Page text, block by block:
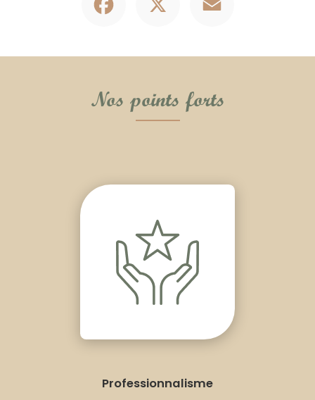
Nos points forts
Professionnalisme